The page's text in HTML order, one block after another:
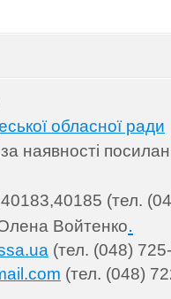
обласної ради
за наявності
(тел.
Войтенко.
(тел. (048)
(тел. (048)